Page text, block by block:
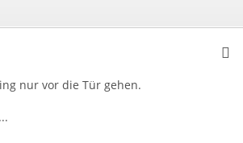
nur vor die Tür gehen.